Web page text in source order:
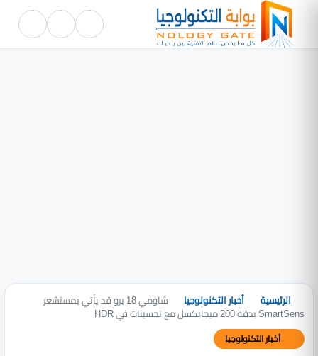
الرئيسية أخبار التكنولوجيا شاومي 18 برو قد يأتي بمستشعر
SmartSens بدقة 200 ميجابكسل مع تحسينات في HDR
أخبار التكنولوجيا